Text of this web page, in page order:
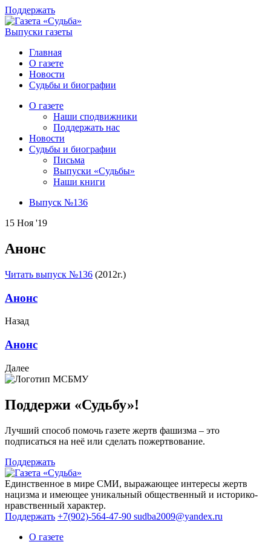
Поддержать
Выпуски газеты
Главная
О газете
Новости
Судьбы и биографии
О газете
Наши сподвижники
Поддержать нас
Новости
Судьбы и биографии
Письма
Выпуски «Судьбы»
Наши книги
Выпуск №136
15 Ноя '19
Анонс
Читать выпуск №136 (2012г.)
Анонс
Назад
Анонс
Далее
Поддержи «Судьбу»!
Лучший способ помочь газете жертв фашизма – это
подписаться на неё или сделать пожертвование.
Поддержать
Единственное в мире СМИ, выражающее интересы жертв
нацизма и имеющее уникальный общественный и историко-
нравственный характер.
Поддержать +7(902)-564-47-90 sudba2009@yandex.ru
О газете